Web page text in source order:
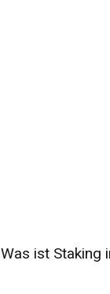
Was ist Staking